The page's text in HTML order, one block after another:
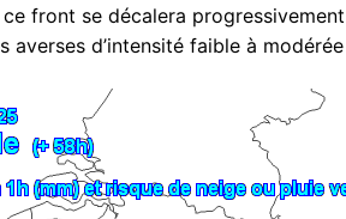
ce front se décalera
averses d’intensité faible à